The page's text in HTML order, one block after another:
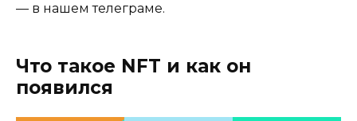
— в нашем телеграме.
Что такое NFT и как он
появился